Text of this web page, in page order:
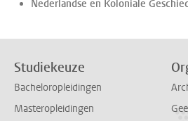
Nederlandse en Koloniale
Studiekeuze
Bacheloropleidingen
Masteropleidingen